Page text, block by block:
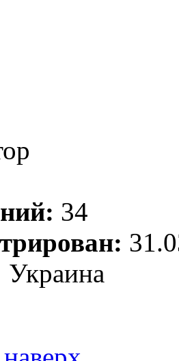
34
Украина